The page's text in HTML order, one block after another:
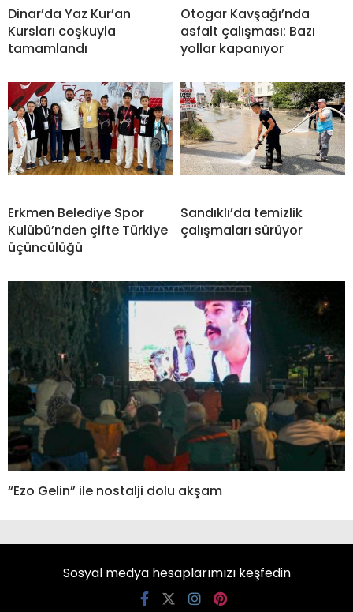
Dinar’da Yaz Kur’an
Kursları coşkuyla
tamamlandı
Otogar Kavşağı’nda
asfalt çalışması: Bazı
yollar kapanıyor
Erkmen Belediye Spor
Kulübü’nden çifte Türkiye
üçüncülüğü
Sandıklı’da temizlik
çalışmaları sürüyor
“Ezo Gelin” ile nostalji dolu akşam
Sosyal medya hesaplarımızı keşfedin